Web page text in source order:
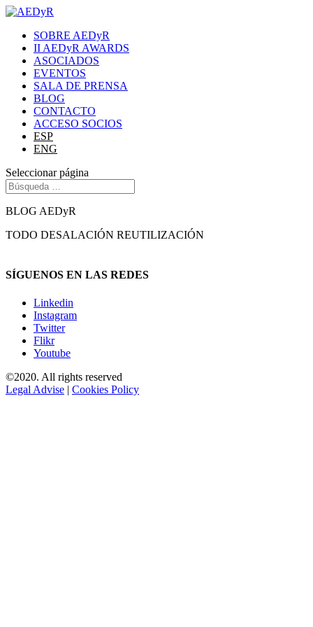
SOBRE AEDyR
II AEDyR AWARDS
ASOCIADOS
EVENTOS
SALA DE PRENSA
BLOG
CONTACTO
ACCESO SOCIOS
ESP
ENG
Seleccionar página
BLOG AEDyR
TODO DESALACIÓN REUTILIZACIÓN
SÍGUENOS EN LAS REDES
Linkedin
Instagram
Twitter
Flikr
Youtube
©2020. All rights reserved
Legal Advise | Cookies Policy